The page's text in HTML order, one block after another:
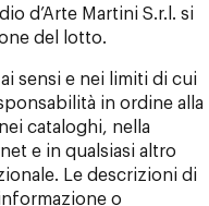
d’Arte Martini S.r.l. si
del lotto.
sensi e nei limiti di cui
in ordine alla
cataloghi, nella
e in qualsiasi altro
Le descrizioni di
o